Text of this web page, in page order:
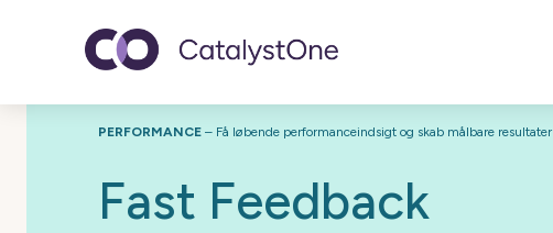
Toggle navigation
PERFORMANCE – Få løbende performanceindsigt og skab målbare resultater
Fast Feedback